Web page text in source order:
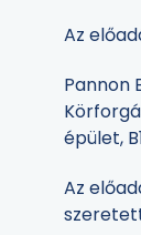
Az
Pannon
épület,
Az